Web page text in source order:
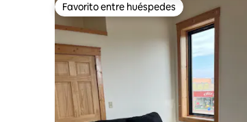
Favorito entre huéspedes
Favorito entre huéspedes